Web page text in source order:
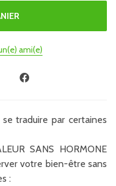
ami(e)
traduire par certaines
SANS HORMONE
votre bien-être sans
: